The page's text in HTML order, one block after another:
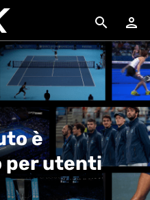
search person
è
per utenti